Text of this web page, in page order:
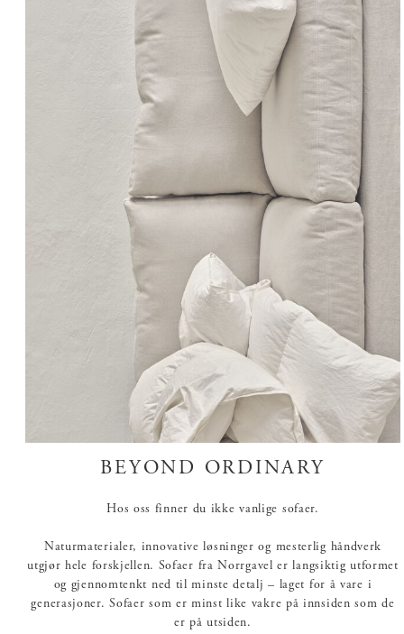
BEYOND ORDINARY
Hos oss finner du ikke vanlige sofaer.
Naturmaterialer, innovative løsninger og mesterlig håndverk
utgjør hele forskjellen. Sofaer fra Norrgavel er langsiktig utformet
og gjennomtenkt ned til minste detalj – laget for å vare i
generasjoner. Sofaer som er minst like vakre på innsiden som de
er på utsiden.